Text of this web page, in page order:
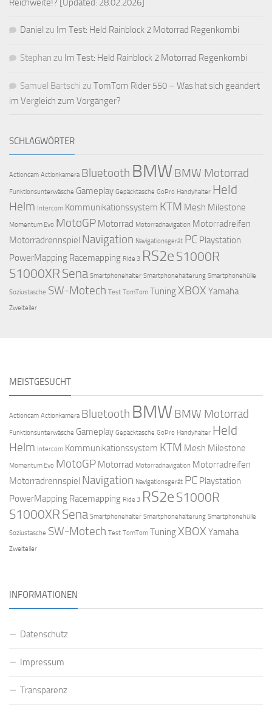
Daniel zu Im Test: Held Rainblock 2 Motorrad Regenkombi
Stephan zu Im Test: Held Rainblock 2 Motorrad Regenkombi
Samuel Bärtschi zu TomTom Rider 550 – Was hat sich geändert
im Vergleich zum Vorgänger?
SCHLAGWÖRTER
Actioncam Actionkamera Bluetooth BMWBMW Motorrad
Funktionsunterwäsche Gameplay Gepäcktasche GoPro Handyhalter Held
Helm Intercom Kommunikationssystem KTM Mesh Milestone
Momentum Evo MotoGP Motorrad Motorradnavigation Motorradreifen
Motorradrennspiel Navigation Navigationsgerät PC Playstation
PowerMapping Racemapping Ride 3 RS2e S1000R
S1000XR Sena Smartphonehalter Smartphonehalterung Smartphonehülle
Soziustasche SW-Motech Test TomTom TuningXBOX Yamaha
Zweiteiler
MEISTGESUCHT
Actioncam Actionkamera Bluetooth BMWBMW Motorrad
Funktionsunterwäsche Gameplay Gepäcktasche GoPro Handyhalter Held
Helm Intercom Kommunikationssystem KTM Mesh Milestone
Momentum Evo MotoGP Motorrad Motorradnavigation Motorradreifen
Motorradrennspiel Navigation Navigationsgerät PC Playstation
PowerMapping Racemapping Ride 3 RS2e S1000R
S1000XR Sena Smartphonehalter Smartphonehalterung Smartphonehülle
Soziustasche SW-Motech Test TomTom TuningXBOX Yamaha
Zweiteiler
INFORMATIONEN
Datenschutz
Impressum
Transparenz